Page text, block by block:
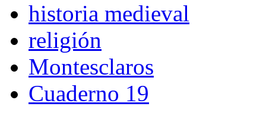
historia medieval
religión
Montesclaros
Cuaderno 19